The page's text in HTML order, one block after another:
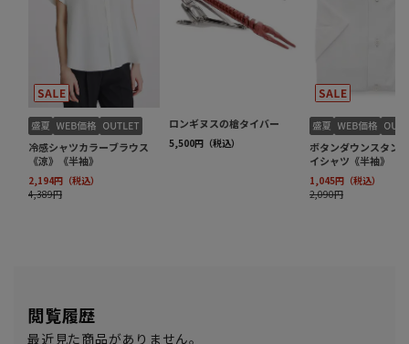
閲覧履歴
最近見た商品がありません。